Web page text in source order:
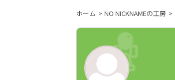
ホーム NO NICKNAMEの工房